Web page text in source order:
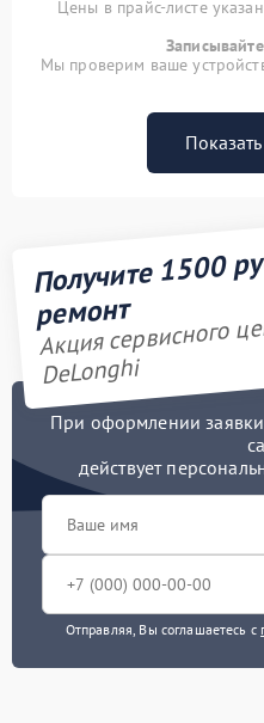
Цены в прайс-листе
Мы проверим ваше
Получите 1500
ремонт
Акция сервисного
DeLonghi
При оформлении
действует
Отправляя, Вы соглашаетесь с